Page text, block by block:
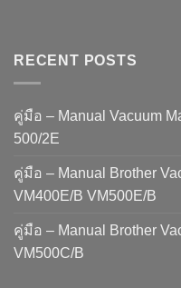
RECENT POSTS
คู่มือ – Manual Vacuum
500/2E
คู่มือ – Manual Brother
VM400E/B VM500E/B
คู่มือ – Manual Brother
VM500C/B